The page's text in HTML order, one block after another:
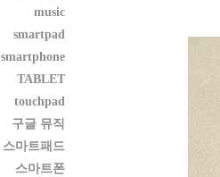
music
smartpad
smartphone
TABLET
touchpad
구글 뮤직
스마트패드
스마트폰